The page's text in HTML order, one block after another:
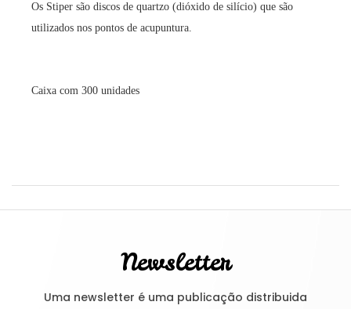
Os Stiper são discos de quartzo (dióxido de silício) que são
utilizados nos pontos de acupuntura.
Caixa com 300 unidades
Newsletter
Uma newsletter é uma publicação distribuida